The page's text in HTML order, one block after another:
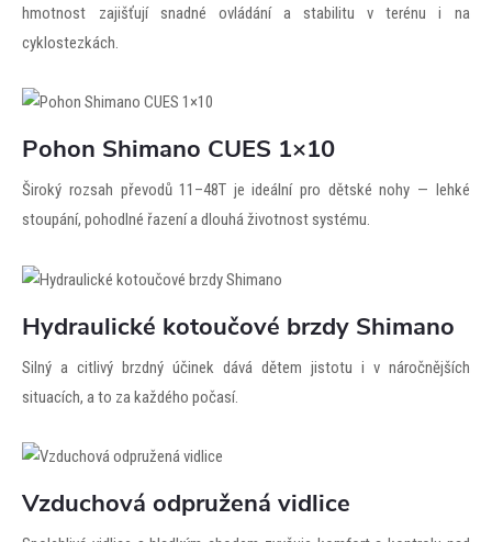
hmotnost zajišťují snadné ovládání a stabilitu v terénu i na
cyklostezkách.
Pohon Shimano CUES 1×10
Široký rozsah převodů 11–48T je ideální pro dětské nohy — lehké
stoupání, pohodlné řazení a dlouhá životnost systému.
Hydraulické kotoučové brzdy Shimano
Silný a citlivý brzdný účinek dává dětem jistotu i v náročnějších
situacích, a to za každého počasí.
Vzduchová odpružená vidlice